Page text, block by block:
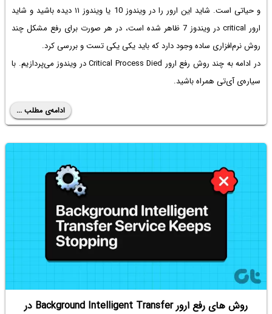
و حیاتی است. شاید این ارور را در ویندوز 10 یا ویندوز ۱۱ دیده باشید و شاید
ارور critical در ویندوز 7
ظاهر شده است، در هر صورت برای رفع مشکل چند
روش نرم‌افزاری ساده وجود دارد که باید یکی یکی تست و بررسی کرد.
در ادامه به چند روش رفع ارور Critical Process Died در ویندوز می‌پردازیم. با
سیاره‌ی آی‌تی همراه باشید.
ادامه‌ی مطلب ...
روش های رفع ارور Background Intelligent Transfer در